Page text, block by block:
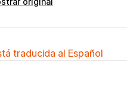
traducida al Español